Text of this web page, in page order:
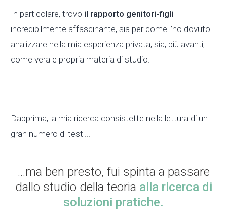
In particolare, trovo il rapporto genitori-figli
incredibilmente affascinante, sia per come l’ho dovuto
analizzare nella mia esperienza privata, sia, più avanti,
come vera e propria materia di studio.
Dapprima, la mia ricerca consistette nella lettura di un
gran numero di testi...
...ma ben presto, fui spinta a passare
dallo studio della teoria alla ricerca di
soluzioni pratiche.